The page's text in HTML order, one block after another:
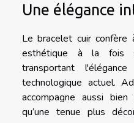
Une élégance
Le bracelet cuir confère
esthétique à la fois
transportant
technologique actuel.
accompagne aussi
qu’une tenue plus